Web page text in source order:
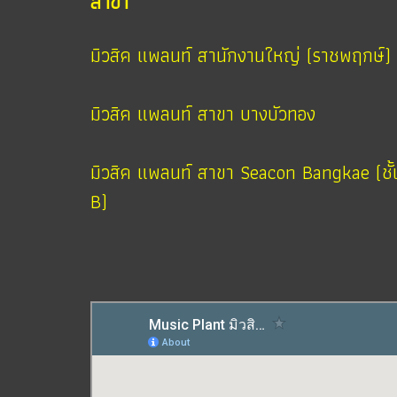
มิวสิค แพลนท์ สานักงานใหญ่ (ราชพฤกษ์)
มิวสิค แพลนท์ สาขา บางบัวทอง
มิวสิค แพลนท์ สาขา Seacon Bangkae (
B)